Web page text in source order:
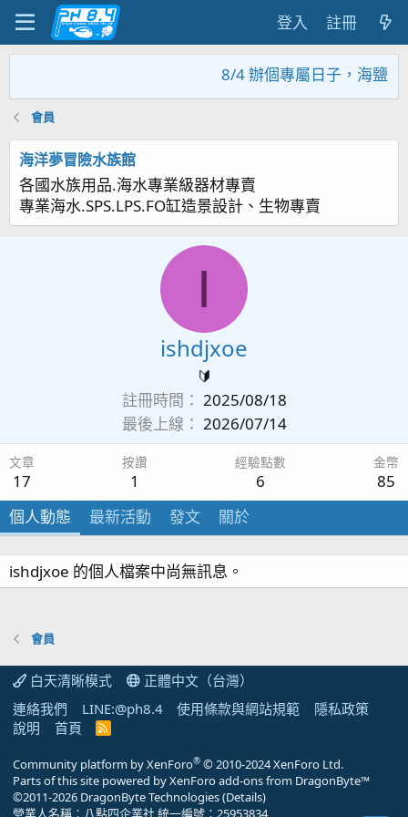
登入 註冊
8/4 辦個專屬日子，海鹽
會員
海洋夢冒險水族館
各國水族用品.海水專業級器材專賣
專業海水.SPS.LPS.FO缸造景設計、生物專賣
I
ishdjxoe
🔰
註冊時間
2025/08/18
最後上線
2026/07/14
文章
17
按讚
1
經驗點數
6
金幣
85
個人動態
最新活動 發文 關於
ishdjxoe 的個人檔案中尚無訊息。
會員
白天清晰模式
正體中文（台灣）
連絡我們
LINE:@ph8.4 使用條款與網站規範
隱私政策
說明
首頁
R
Community platform by XenForo® © 2010-2024 XenForo Ltd.
Parts of this site powered byXenForo add-ons from DragonByte™
©2011-2026 DragonByte Technologies(Details)
營業人名稱：八點四企業社 統一編號：25953834